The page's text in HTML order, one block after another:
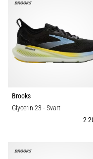
Brooks
Glycerin 23 - Svart
2